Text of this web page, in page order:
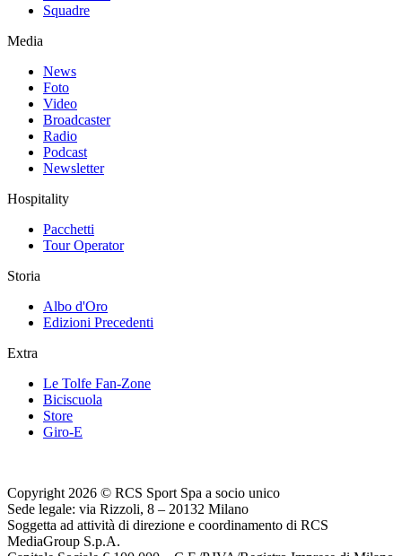
Squadre
Media
News
Foto
Video
Broadcaster
Radio
Podcast
Newsletter
Hospitality
Pacchetti
Tour Operator
Storia
Albo d'Oro
Edizioni Precedenti
Extra
Le Tolfe Fan-Zone
Biciscuola
Store
Giro-E
Copyright 2026 © RCS Sport Spa a socio unico
Sede legale: via Rizzoli, 8 – 20132 Milano
Soggetta ad attività di direzione e coordinamento di RCS
MediaGroup S.p.A.